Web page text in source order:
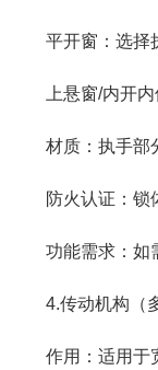
平开窗：选择执
上悬窗/内开内倒
材质：执手部分
防火认证：锁体
功能需求：如需
4.传动机构（多
作用：适用于宽